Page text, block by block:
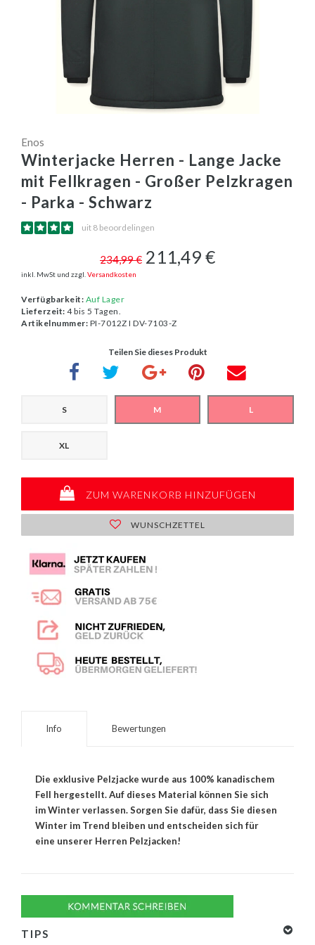
Enos
Winterjacke Herren - Lange Jacke
mit Fellkragen - Großer Pelzkragen
- Parka - Schwarz
uit 8 beoordelingen
234,99 € 211,49 €
inkl. MwSt und zzgl. Versandkosten
Verfügbarkeit: Auf Lager
Lieferzeit: 4 bis 5 Tagen.
Artikelnummer: PI-7012Z I DV-7103-Z
Teilen Sie dieses Produkt
S M L
XL
ZUM WARENKORB HINZUFÜGEN
WUNSCHZETTEL
Info Bewertungen
Die exklusive Pelzjacke wurde aus 100% kanadischem
Fell hergestellt. Auf dieses Material können Sie sich
im Winter verlassen. Sorgen Sie dafür, dass Sie diesen
Winter im Trend bleiben und entscheiden sich für
eine unserer Herren Pelzjacken!
TIPS